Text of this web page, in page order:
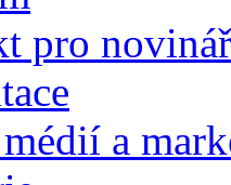
pro
a